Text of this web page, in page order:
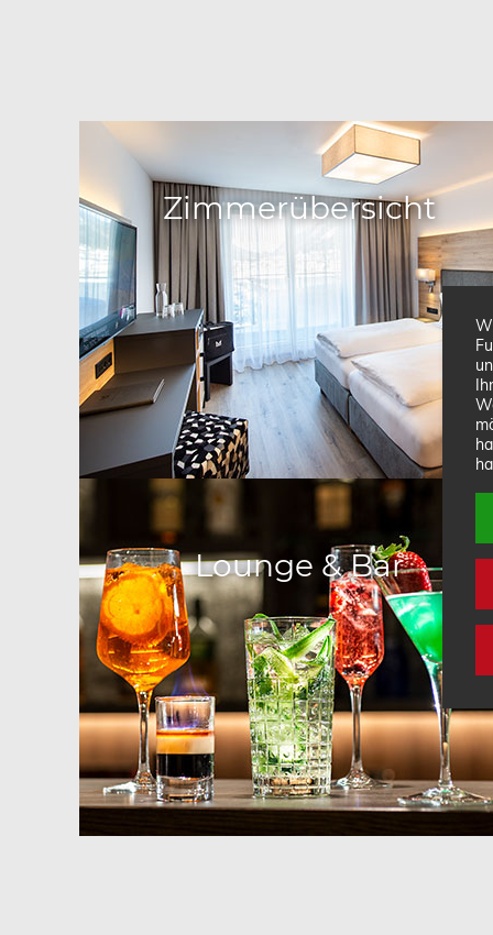
Zimmerübersicht
Lounge & Bar